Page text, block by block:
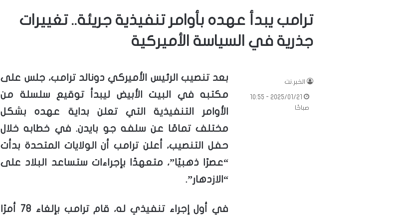
ترامب يبدأ عهده بأوامر تنفيذية جريئة.. تغييرات
جذرية في السياسة الأميركية
بعد تنصيب الرئيس الأميركي دونالد ترامب، جلس على
مكتبه في البيت الأبيض ليبدأ توقيع سلسلة من
الأوامر التنفيذية التي تعلن بداية عهده بشكل
مختلف تمامًا عن سلفه جو بايدن. في خطابه خلال
حفل التنصيب، أعلن ترامب أن الولايات المتحدة بدأت
“عصرًا ذهبيًا”، متعهدًا بإجراءات ستساعد البلاد على
“الازدهار”.
في أول إجراء تنفيذي له، قام ترامب بإلغاء 78 أمرًا
الخبر.نت
2025/01/21 - 10:55
صباحًا